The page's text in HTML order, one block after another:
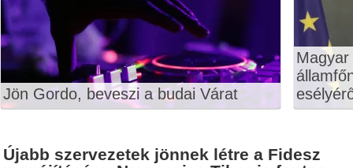
Jön Gordo, beveszi a budai Várat
Újabb szervezetek jönnek létre a Fidesz